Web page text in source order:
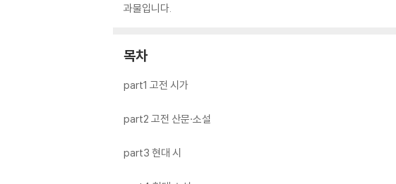
과물입니다.
목차
part1 고전 시가
part2 고전 산문·소설
part3 현대 시